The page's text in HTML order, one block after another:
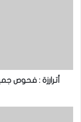
أترارزة : فحوص